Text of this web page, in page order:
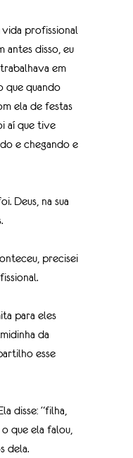
profissional
antes disso, eu
em
que quando
ela de festas
aí que tive
e chegando e
Deus, na sua
precisei
para eles
da
esse
disse: “filha,
que ela falou,
dela.